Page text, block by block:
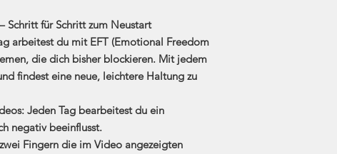
Schritt für Schritt zum Neustart
arbeitest du mit EFT (Emotional Freedom
die dich bisher blockieren. Mit jedem
findest eine neue, leichtere Haltung zu
Jeden Tag bearbeitest du ein
negativ beeinflusst.
Fingern die im Video angezeigten